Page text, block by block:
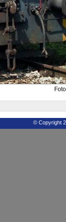
© Copyright